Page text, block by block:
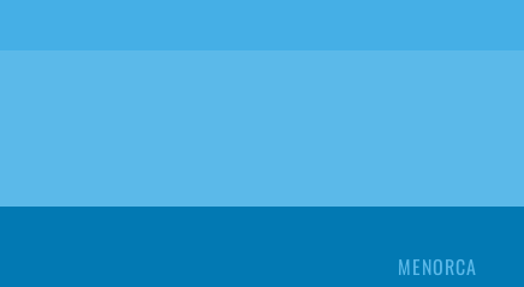
MENORCA